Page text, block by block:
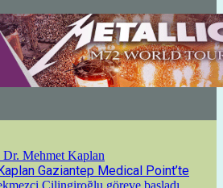
Gaziantep Medical Point’te